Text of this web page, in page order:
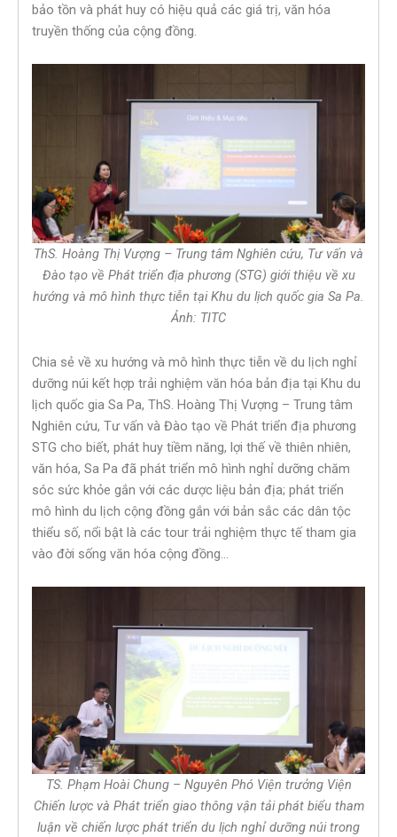
bảo tồn và phát huy có hiệu quả các giá trị, văn hóa
truyền thống của cộng đồng.
ThS. Hoàng Thị Vượng – Trung tâm Nghiên cứu, Tư vấn và
Đào tạo về Phát triển địa phương (STG) giới thiệu về xu
hướng và mô hình thực tiễn tại Khu du lịch quốc gia Sa Pa.
Ảnh: TITC
Chia sẻ về xu hướng và mô hình thực tiễn về du lịch nghỉ
dưỡng núi kết hợp trải nghiệm văn hóa bản địa tại Khu du
lịch quốc gia Sa Pa, ThS. Hoàng Thị Vượng – Trung tâm
Nghiên cứu, Tư vấn và Đào tạo về Phát triển địa phương
STG cho biết, phát huy tiềm năng, lợi thế về thiên nhiên,
văn hóa, Sa Pa đã phát triển mô hình nghỉ dưỡng chăm
sóc sức khỏe gắn với các dược liệu bản địa; phát triển
mô hình du lịch cộng đồng gắn với bản sắc các dân tộc
thiểu số, nổi bật là các tour trải nghiệm thực tế tham gia
vào đời sống văn hóa cộng đồng…
TS. Phạm Hoài Chung – Nguyên Phó Viện trưởng Viện
Chiến lược và Phát triển giao thông vận tải phát biểu tham
luận về chiến lược phát triển du lịch nghỉ dưỡng núi trong